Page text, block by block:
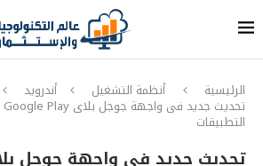
الرئيسية أنظمة التشغيل أندرويد
التطبيقات